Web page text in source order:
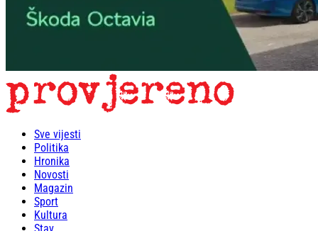
Sve vijesti
Politika
Hronika
Novosti
Magazin
Sport
Kultura